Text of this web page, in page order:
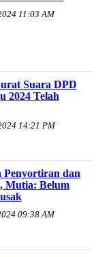
11:03 AM
Suara DPD
2024 Telah
14:21 PM
dan
Mutia: Belum
09:38 AM